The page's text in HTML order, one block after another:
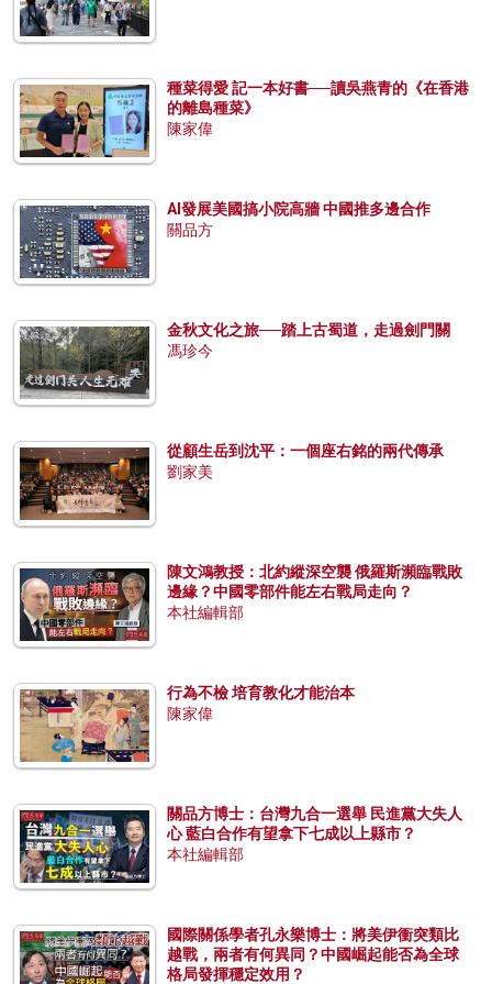
種菜得愛 記一本好書──讀吳燕青的《在香港
的離島種菜》
陳家偉
AI發展美國搞小院高牆 中國推多邊合作
關品方
金秋文化之旅──踏上古蜀道，走過劍門關
馮珍今
從顧生岳到沈平：一個座右銘的兩代傳承
劉家美
陳文鴻教授：北約縱深空襲 俄羅斯瀕臨戰敗
邊緣？中國零部件能左右戰局走向？
本社編輯部
行為不檢 培育教化才能治本
陳家偉
關品方博士：台灣九合一選舉 民進黨大失人
心 藍白合作有望拿下七成以上縣市？
本社編輯部
國際關係學者孔永樂博士：將美伊衝突類比
越戰，兩者有何異同？中國崛起能否為全球
格局發揮穩定效用？